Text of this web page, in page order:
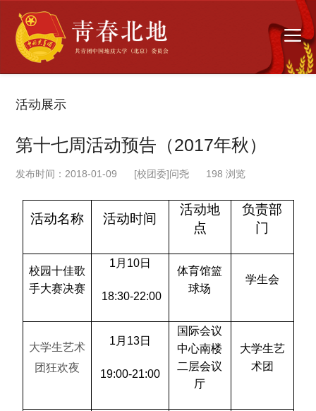
活动展示
第十七周活动预告（2017年秋）
发布时间：2018-01-09 [校团委]问尧 198 浏览
活动名称 活动时间
活动地
点
负责部
门
校园十佳歌
手大赛决赛
1 月10日
18:30-22:00
体育馆篮
球场
学生会
大学生艺术
团狂欢夜
1 月13日
19:00-21:00
国际会议
中心南楼
二层会议
厅
大学生艺
术团